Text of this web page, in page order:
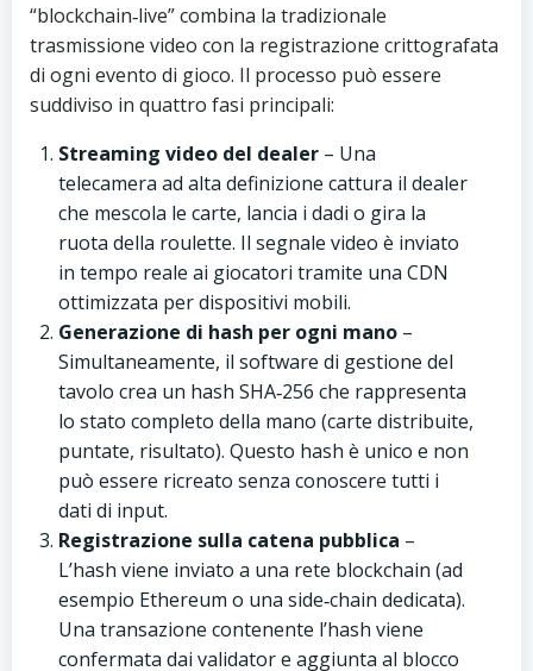
“blockchain‑live” combina la tradizionale
trasmissione video con la registrazione crittografata
di ogni evento di gioco. Il processo può essere
suddiviso in quattro fasi principali:
Streaming video del dealer – Una
telecamera ad alta definizione cattura il dealer
che mescola le carte, lancia i dadi o gira la
ruota della roulette. Il segnale video è inviato
in tempo reale ai giocatori tramite una CDN
ottimizzata per dispositivi mobili.
Generazione di hash per ogni mano –
Simultaneamente, il software di gestione del
tavolo crea un hash SHA‑256 che rappresenta
lo stato completo della mano (carte distribuite,
puntate, risultato). Questo hash è unico e non
può essere ricreato senza conoscere tutti i
dati di input.
Registrazione sulla catena pubblica –
L’hash viene inviato a una rete blockchain (ad
esempio Ethereum o una side‑chain dedicata).
Una transazione contenente l’hash viene
confermata dai validator e aggiunta al blocco